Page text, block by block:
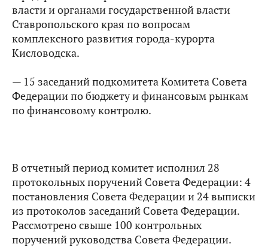
власти и органами государственной власти
Ставропольского края по вопросам
комплексного развития города-курорта
Кисловодска.
— 15 заседаний подкомитета Комитета Совета
Федерации по бюджету и финансовым рынкам
по финансовому контролю.
В отчетный период комитет исполнил 28
протокольных поручений Совета Федерации: 4
постановления Совета Федерации и 24 выписки
из протоколов заседаний Совета Федерации.
Рассмотрено свыше 100 контрольных
поручений руководства Совета Федерации.